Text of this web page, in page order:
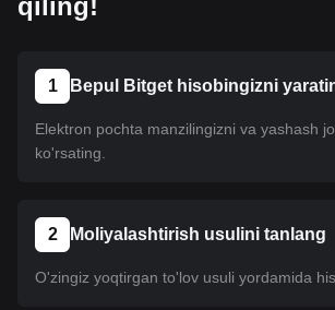
qiling!
1 Bepul Bitget hisobingizni
Elektron pochta manzilingizni va yashash
ko'rsating.
2 Moliyalashtirish usulini tanlang
O'zingiz yoqtirgan to'lov usuli yordamida